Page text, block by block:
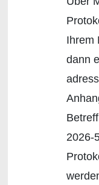
Ihrem
dann
2026-